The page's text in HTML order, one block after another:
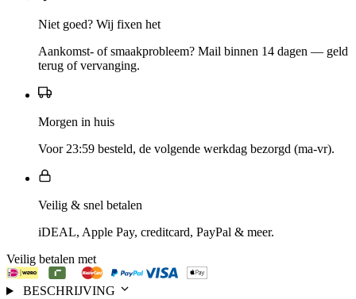
Niet goed? Wij fixen het
Aankomst- of smaakprobleem? Mail binnen 14 dagen — geld
terug of vervanging.
Morgen in huis
Voor 23:59 besteld, de volgende werkdag bezorgd (ma-vr).
Veilig & snel betalen
iDEAL, Apple Pay, creditcard, PayPal & meer.
Veilig betalen met
BESCHRIJVING